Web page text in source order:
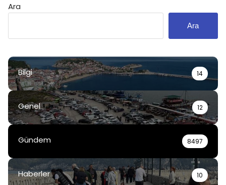
Ara
Ara
Bilgi 14
Genel 12
Gündem 8497
Haberler 10